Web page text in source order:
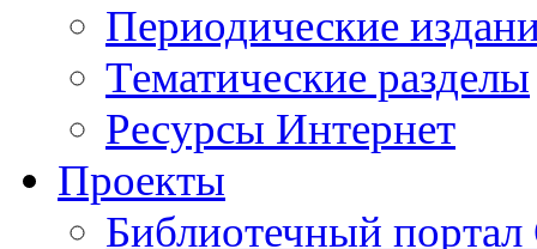
Периодические
Тематические разделы
Ресурсы Интернет
Проекты
Библиотечный портал